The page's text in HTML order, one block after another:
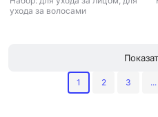
ухода за волосами
1 2 3 ...